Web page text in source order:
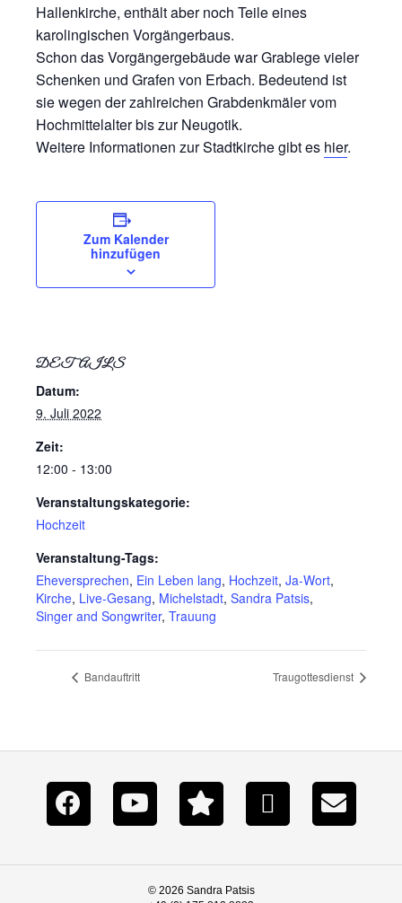
Hallenkirche, enthält aber noch Teile eines
karolingischen Vorgängerbaus.
Schon das Vorgängergebäude war Grablege vieler
Schenken und Grafen von Erbach. Bedeutend ist
sie wegen der zahlreichen Grabdenkmäler vom
Hochmittelalter bis zur Neugotik.
Weitere Informationen zur Stadtkirche gibt es hier.
Zum Kalender
hinzufügen
DETAILS
Datum:
9. Juli 2022
Zeit:
12:00 - 13:00
Veranstaltungskategorie:
Hochzeit
Veranstaltung-Tags:
Eheversprechen, Ein Leben lang, Hochzeit, Ja-Wort,
Kirche, Live-Gesang, Michelstadt, Sandra Patsis,
Singer and Songwriter, Trauung
Bandauftritt Traugottesdienst
© 2026 Sandra Patsis